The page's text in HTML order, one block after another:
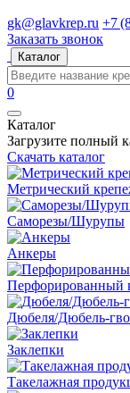
gk@glavkrep.ru +7
Заказать звонок
Каталог
0
Каталог
Загрузите полный
Скачать каталог
Метрический
Саморезы/Шурупы
Анкеры
Перфорированный
Дюбеля/Дюбель-
Заклепки
Такелажная